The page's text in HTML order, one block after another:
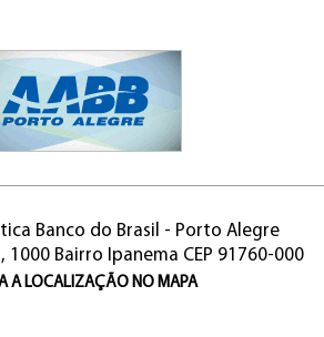
Banco do Brasil - Porto Alegre
1000 Bairro Ipanema CEP 91760-000
A LOCALIZAÇÃO NO MAPA